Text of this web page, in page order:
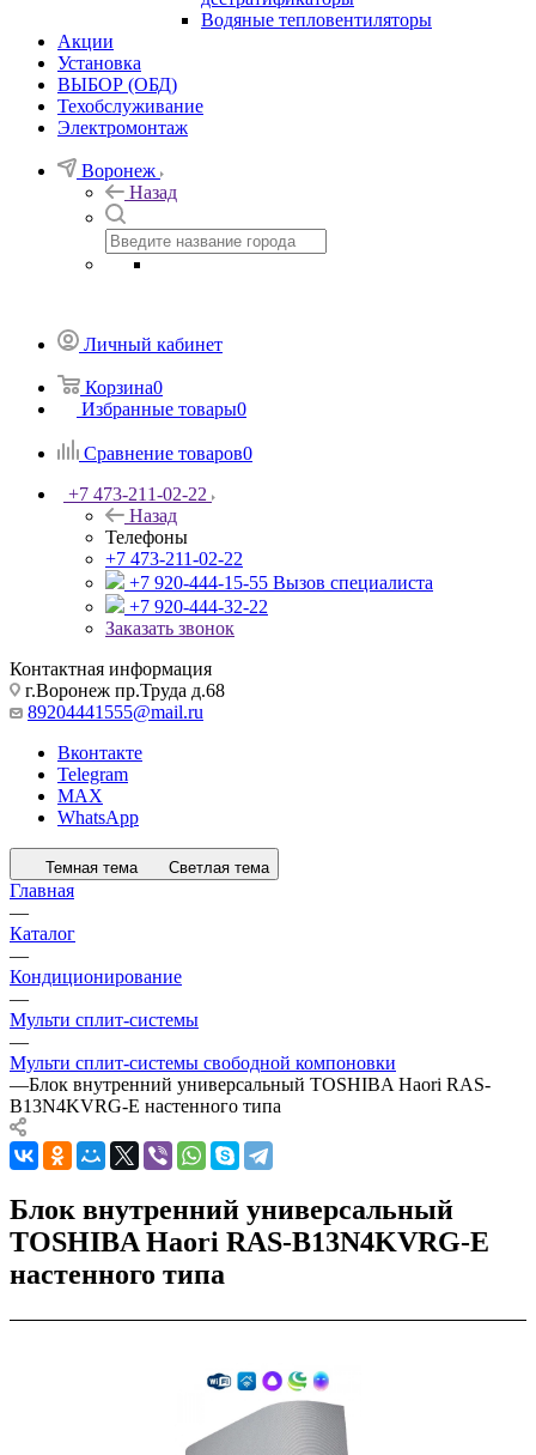
Водяные тепловентиляторы
Акции
Установка
ВЫБОР (ОБД)
Техобслуживание
Электромонтаж
Воронеж
Назад
Личный кабинет
Корзина0
Избранные товары0
Сравнение товаров0
+7 473-211-02-22
Назад
Телефоны
+7 473-211-02-22
+7 920-444-15-55 Вызов специалиста
+7 920-444-32-22
Заказать звонок
Контактная информация
г.Воронеж пр.Труда д.68
89204441555@mail.ru
Вконтакте
Telegram
MAX
WhatsApp
Темная тема Светлая тема
Главная
—
Каталог
—
Кондиционирование
—
Мульти сплит-системы
—
Мульти сплит-системы свободной компоновки
—Блок внутренний универсальный TOSHIBA Haori RAS-
B13N4KVRG-E настенного типа
Блок внутренний универсальный
TOSHIBA Haori RAS-B13N4KVRG-E
настенного типа